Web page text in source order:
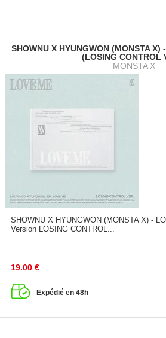
SHOWNU X HYUNGWON (MONSTA X)
(LOSING CONTROL
MONSTA X
SHOWNU X HYUNGWON (MONSTA X) -
Version LOSING CONTROL...
19.00 €
Expédié en 48h